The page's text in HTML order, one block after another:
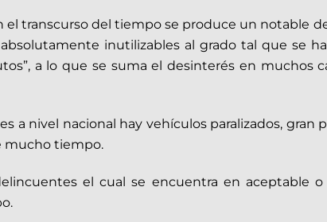
transcurso del tiempo se produce un notable
inutilizables al grado tal que se
a lo que se suma el desinterés en muchos
a nivel nacional hay vehículos paralizados, gran
mucho tiempo.
el cual se encuentra en aceptable